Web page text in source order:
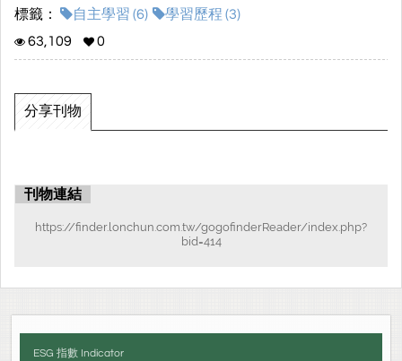
標籤： 自主學習 (6)
學習歷程 (3)
63,109
0
分享刊物
刊物連結
https://finder.lonchun.com.tw/gogofinderReader/index.php?
bid=414
ESG 指數 Indicator